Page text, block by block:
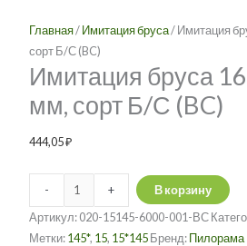
Главная/Имитация бруса/ Имитация
сорт Б/С (BC)
Имитация бруса
мм, сорт Б/С (BC)
444,05₽
-
сорт
Б/
С
+
В корзину
Артикул:020-15145-6000-001-ВС
Метки:145*, 15, 15*145Бренд:Пилорама
Опции
на